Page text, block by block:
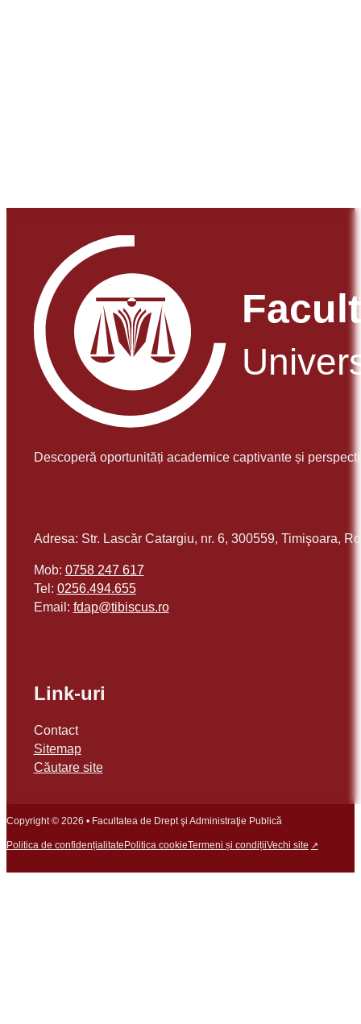
Descoperă oportunități academice captivante și
Adresa: Str. Lascăr Catargiu, nr. 6, 300559, Timişoara,
Mob: 0758 247 617
Tel: 0256.494.655
Email: or.sucsibit@padf
Link-uri
Contact
Sitemap
Căutare site
Copyright © 2026 • Facultatea de Drept şi Administraţie Publică
Politica de confidențialitate Politica cookieTermeni și condițiiVechi site